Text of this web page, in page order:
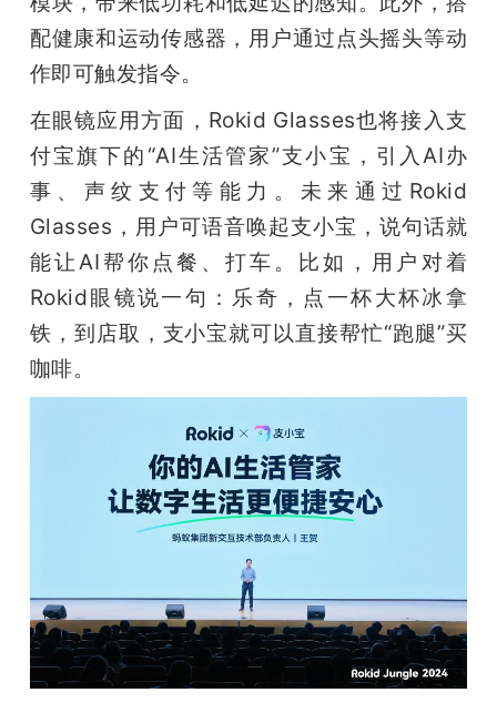
配健康和运动传感器，用户通过点头摇头等动
作即可触发指令。
在眼镜应用方面，Rokid Glasses也将接入支
付宝旗下的“AI生活管家”支小宝，引入AI办
事、声纹支付等能力。未来通过Rokid
Glasses，用户可语音唤起支小宝，说句话就
能让AI帮你点餐、打车。比如，用户对着
Rokid眼镜说一句：乐奇，点一杯大杯冰拿
铁，到店取，支小宝就可以直接帮忙“跑腿”买
咖啡。